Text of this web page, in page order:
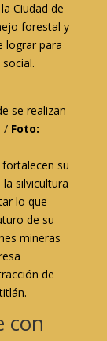
Ciudad de
forestal y
lograr para
se realizan
/ Foto:
su
silvicultura
lo que
de su
mineras
de
con